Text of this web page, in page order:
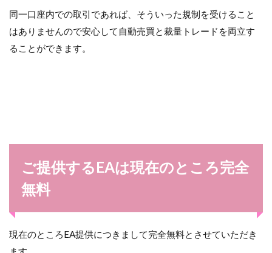
同一口座内での取引であれば、そういった規制を受けること
はありませんので安心して自動売買と裁量トレードを両立す
ることができます。
ご提供するEAは現在のところ完全
無料
現在のところEA提供につきまして完全無料とさせていただき